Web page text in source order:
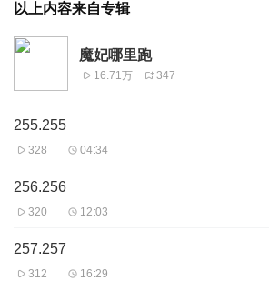
以上内容来自专辑
魔妃哪里跑
16.71万 347
255.255
328 04:34
256.256
320 12:03
257.257
312 16:29